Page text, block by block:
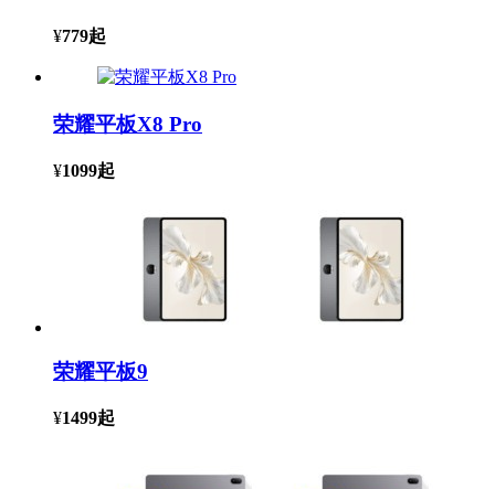
¥779起
荣耀平板X8 Pro
¥1099起
荣耀平板9
¥1499起